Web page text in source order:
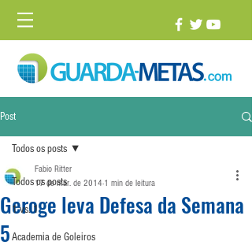
Post
Todos os posts
1 vs. 1
Academia de Goleiros
Todos os posts
Geroge leva Defesa da Semana
5
Fabio Ritter
17 de mar. de 2014 1 min de leitura